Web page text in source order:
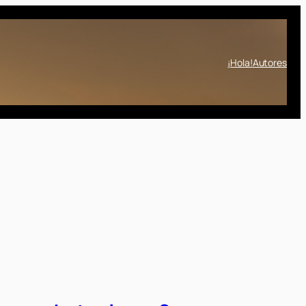
¡Hola!Autores